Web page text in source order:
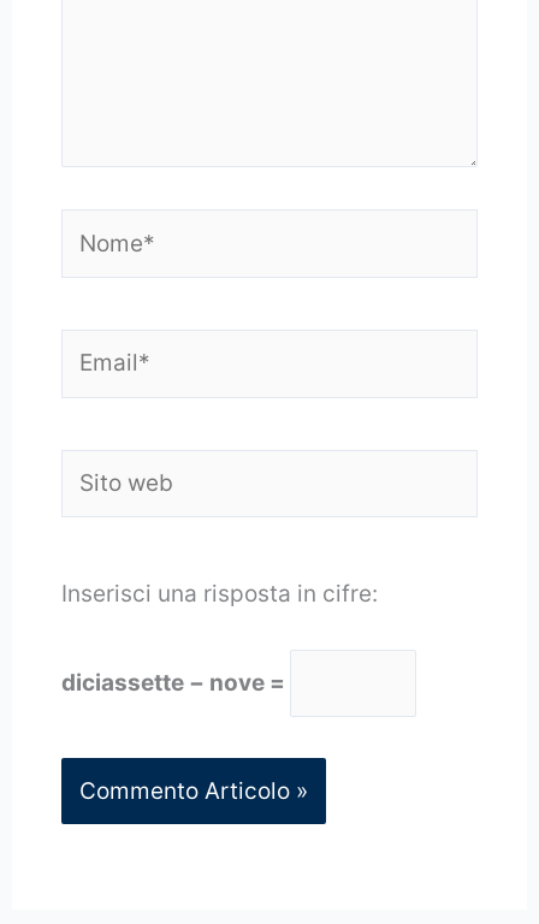
web
Inserisci una risposta in cifre:
diciassette − nove =